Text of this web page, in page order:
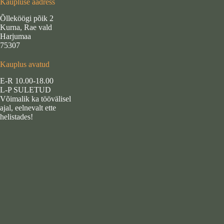
Kaupluse aadress
Õlleköögi põik 2
Kurna, Rae vald
Harjumaa
75307
Kauplus avatud
E-R 10.00-18.00
L-P SULETUD
Võimalik ka töövälisel
ajal, eelnevalt ette
helistades!